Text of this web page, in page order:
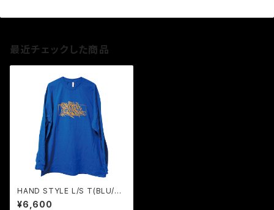
最近チェックした商品
HAND STYLE L/S T(BLU/O
RGprint)
¥6,600